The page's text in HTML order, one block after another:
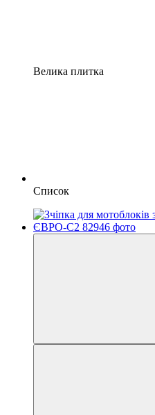
Велика плитка
Список